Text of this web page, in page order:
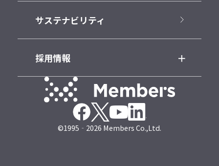
サステナビリティ
採用情報
©1995‐2026 Members Co.,Ltd.